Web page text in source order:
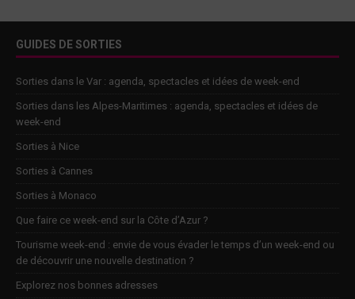
GUIDES DE SORTIES
Sorties dans le Var : agenda, spectacles et idées de week-end
Sorties dans les Alpes-Maritimes : agenda, spectacles et idées de
week-end
Sorties à Nice
Sorties à Cannes
Sorties à Monaco
Que faire ce week-end sur la Côte d’Azur ?
Tourisme week-end : envie de vous évader le temps d’un week-end ou
de découvrir une nouvelle destination ?
Explorez nos bonnes adresses